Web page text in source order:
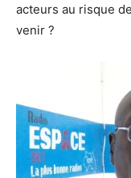
acteurs au risque
venir ?